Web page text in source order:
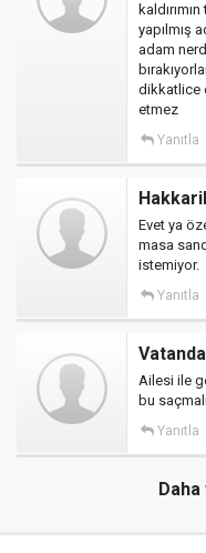
yapılmış
adam
dikkatlice
etmez
Yanıtla
Evet ya
masa
istemiyor.
Yanıtla
Ailesi ile
bu
Yanıtla